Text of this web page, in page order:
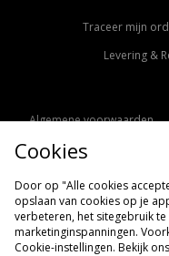
Traceer mijn
Levering &
Algemene voorwaarden
Cookie Instellingen
Cookies
Door op "Alle cookies
opslaan van cookies op je
verbeteren, het sitegebruik
marketinginspanningen.
Cookie-instellingen. Bekijk ons